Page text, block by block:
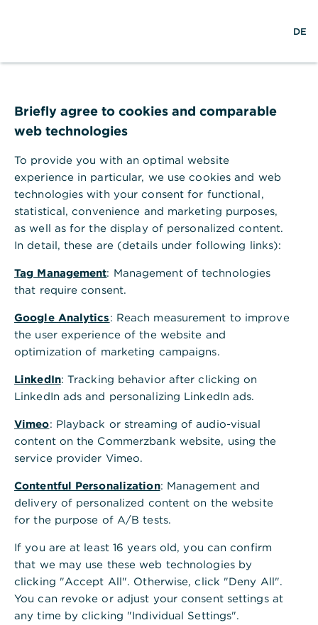
Firmenkundenportal & Corporate Banking App
Wie kann ich einen neuen Kontakt im Adressbuch erfassen?
Wie kann ich einen neuen Kontakt
im Adressbuch erfassen?
Im Adressbuch von Global Payment Plus verwalten
Sie Kontakte und Bankverbindungen Ihrer
Geschäftspartner, die Sie bei der Erfassung von
Zahlungsaufträgen verwenden können. Das
Adressbuch gehört grundsätzlich zum EBICS-
Kunden Ihres primären Commerzbank-Zugangs und
kann von allen Teilnehmern dieser Kunden
verwaltet werden. Sie können neue Kontakte über
einenAdressbuch Importhinzufügen oder diese
manuell erfassen. Für die manuelle Erfassung
gehen Sie wie folgt vor.
"Verwaltung" den Menüpunkt "Adressbuch".
gelben +-Button "Neuer Kontakt".
Erfassen Sie die Kontaktdaten und klicken Sie
Ergänzen Sie eine Bankverbindung und klicken
Sie auf "Weiter".
Sie erhalten eine Zusammenfassung der von
Ihnen erfassten Daten, um diese vor dem
Speichern zu überprüfen. Sie haben die
Möglichkeit, die Daten bei Bedarf über das
Bleistiftsymbol erneut zu bearbeiten. Sind die
DE
Briefly agree to cookies and comparable
web technologies
To provide you with an optimal website
experience in particular, we use cookies and web
technologies with your consent for functional,
statistical, convenience and marketing purposes,
as well as for the display of personalized content.
In detail, these are (details under following links):
Tag Management: Management of technologies
that require consent.
Google Analytics: Reach measurement to improve
the user experience of the website and
optimization of marketing campaigns.
LinkedIn: Tracking behavior after clicking on
LinkedIn ads and personalizing LinkedIn ads.
Vimeo: Playback or streaming of audio-visual
content on the Commerzbank website, using the
service provider Vimeo.
Contentful Personalization: Management and
delivery of personalized content on the website
for the purpose of A/B tests.
If you are at least 16 years old, you can confirm
that we may use these web technologies by
clicking "Accept All". Otherwise, click "Deny All".
You can revoke or adjust your consent settings at
any time by clicking "Individual Settings".